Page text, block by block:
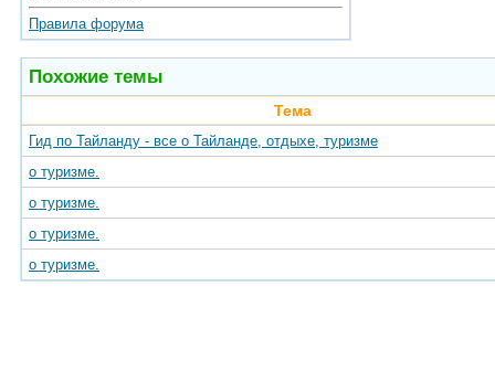
Правила форума
Похожие темы
Тема
Гид по Тайланду - все о Тайланде, отдыхе, туризме
о туризме.
о туризме.
о туризме.
о туризме.